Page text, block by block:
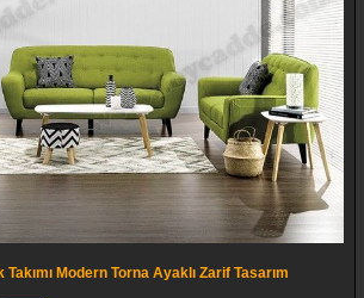
Modern Torna Ayaklı Zarif Tasarım